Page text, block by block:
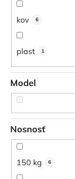
kov 6
plast 1
Model
Nosnosť
150 kg 6